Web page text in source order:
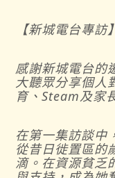
【新城電台專訪】
感謝新城電台的
大聽眾分享個人
育、Steam及家
在第一集訪談
從昔日徙置區的
滴。在資源貧乏